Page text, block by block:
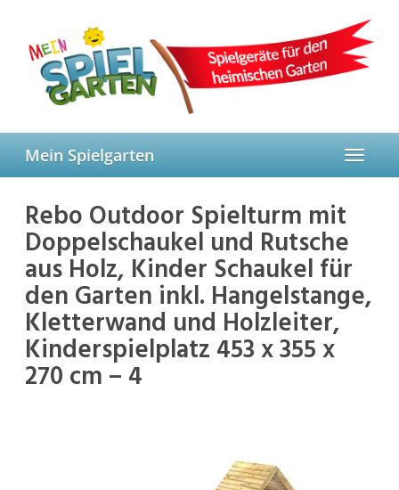
content
Toggle
Mein Spielgarten
Rebo Outdoor Spielturm mit
Doppelschaukel und Rutsche
aus Holz, Kinder Schaukel für
den Garten inkl. Hangelstange,
Kletterwand und Holzleiter,
Kinderspielplatz 453 x 355 x
270 cm – 4